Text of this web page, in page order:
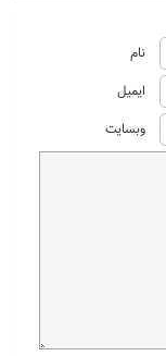
نام
ایمیل
وبسایت